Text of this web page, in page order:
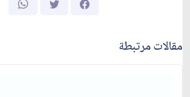
مقالات مرتبطة